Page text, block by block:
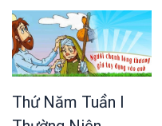
Thứ Năm Tuần I